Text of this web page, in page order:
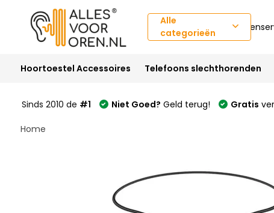
Alle
categorieën
Hoortoestel Accessoires Telefoons slechthorenden
Sinds 2010 de #1 Niet Goed? Geld terug! Gratis
Home